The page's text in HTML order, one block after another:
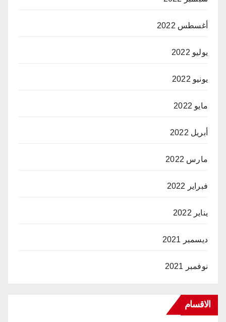
أغسطس 2022
يوليو 2022
يونيو 2022
مايو 2022
أبريل 2022
مارس 2022
فبراير 2022
يناير 2022
ديسمبر 2021
نوفمبر 2021
الاقسام